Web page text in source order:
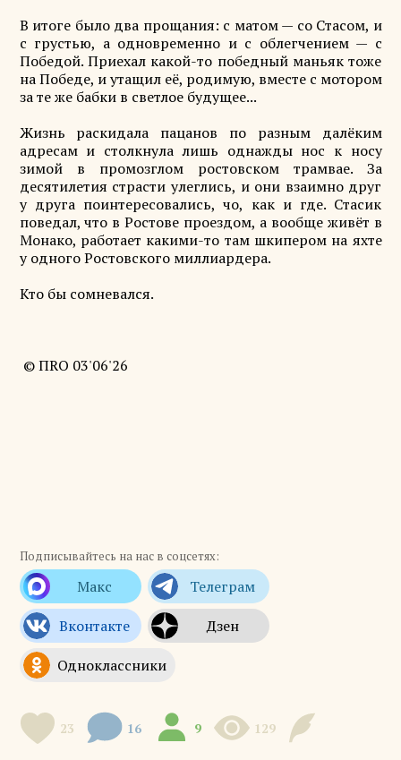
В итоге было два прощания: с матом — со Стасом, и
с грустью, а одновременно и с облегчением — с
Победой. Приехал какой-то победный маньяк тоже
на Победе, и утащил её, родимую, вместе с мотором
за те же бабки в светлое будущее...
Жизнь раскидала пацанов по разным далёким
адресам и столкнула лишь однажды нос к носу
зимой в промозглом ростовском трамвае. За
десятилетия страсти улеглись, и они взаимно друг
у друга поинтересовались, чо, как и где. Стасик
поведал, что в Ростове проездом, а вообще живёт в
Монако, работает какими-то там шкипером на яхте
у одного Ростовского миллиардера.
Кто бы сомневался.
© ПRO 03'06'26
Подписывайтесь на нас в соцсетях:
23 16 9 129